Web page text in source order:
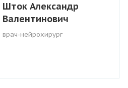
Шток Александр
Валентинович
врач-нейрохирург